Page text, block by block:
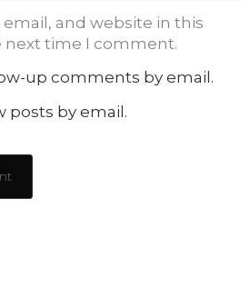
email, and website in this
next time I comment.
up comments by email.
posts by email.